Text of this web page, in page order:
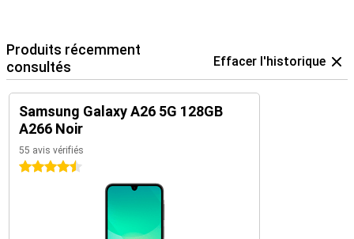
Produits récemment
consultés
Effacer l'historique
Samsung Galaxy A26 5G 128GB
A266 Noir
55 avis vérifiés
4.5 étoiles